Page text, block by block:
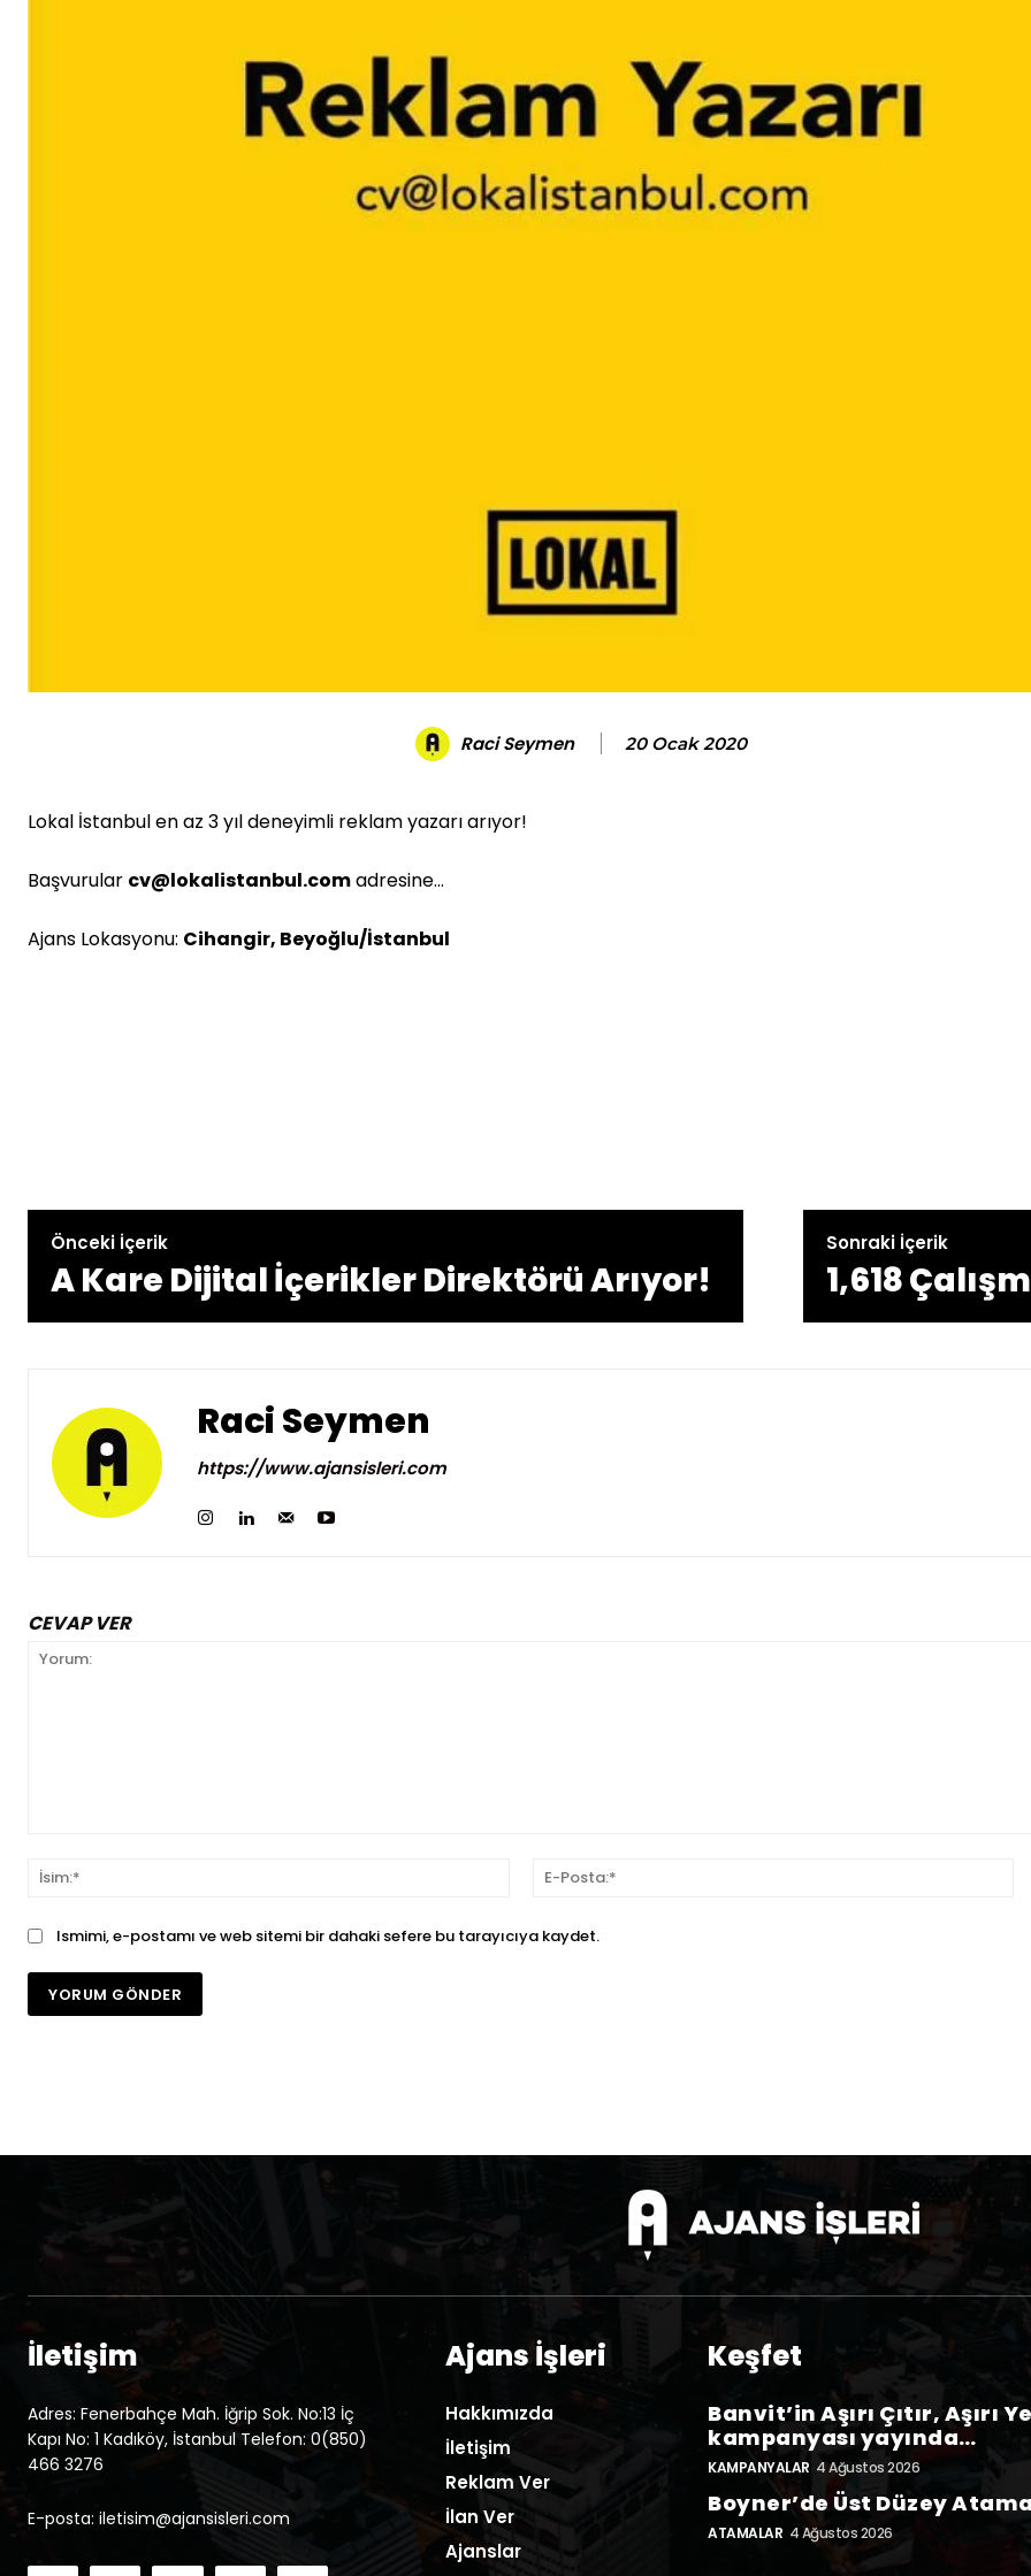
Raci Seymen 20 Ocak 2020
Lokal İstanbul en az 3 yıl deneyimli reklam yazarı arıyor!
Başvurular cv@lokalistanbul.comadresine…
Ajans Lokasyonu: Cihangir, Beyoğlu/İstanbul
Önceki İçerik
A Kare Dijital İçerikler Direktörü Arıyor!
Sonraki İçerik
1,618
Raci Seymen
https://www.ajansisleri.com
CEVAP VER
İsim:*
Ismimi, e-postamı ve web sitemi bir dahaki sefere bu tarayıcıya kaydet.
İletişim
Adres: Fenerbahçe Mah. İğrip Sok. No:13 İç
Kapı No: 1 Kadıköy, İstanbul Telefon: 0(850)
466 3276
E-posta: iletisim@ajansisleri.com
Ajans İşleri
Hakkımızda
İletişim
Reklam Ver
İlan Ver
Ajanslar
Keşfet
Banvit’in Aşırı Çıtır, Aşırı
kampanyası yayında…
KAMPANYALAR 4 Ağustos 2026
Boyner’de Üst Düzey Atama
ATAMALAR 4 Ağustos 2026